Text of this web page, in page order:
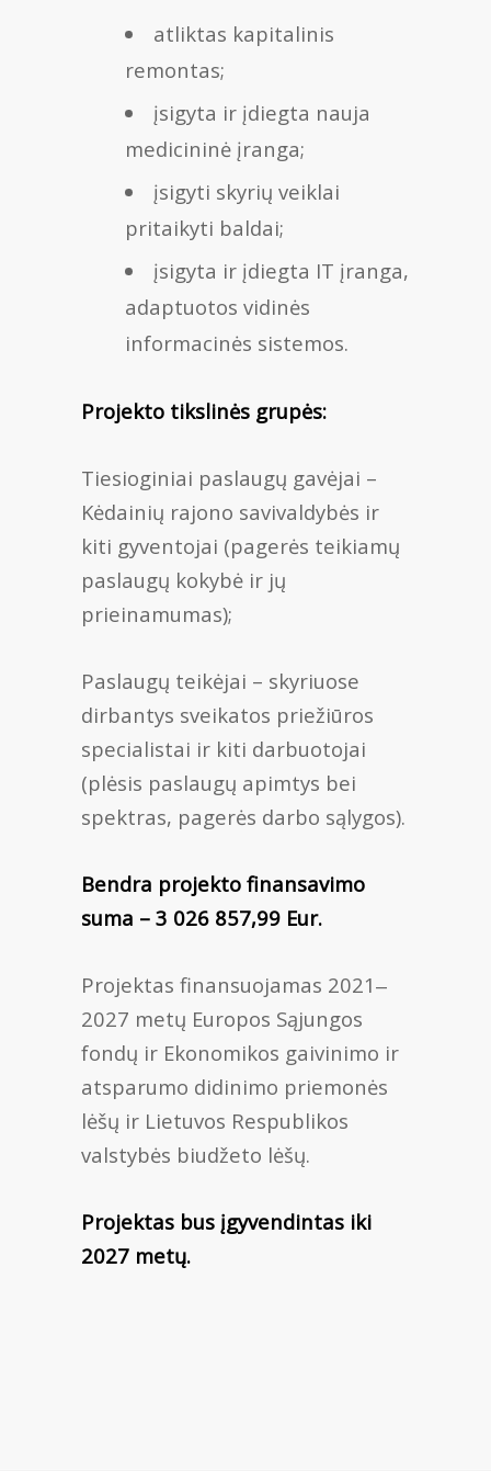
atliktas kapitalinis
remontas;
įsigyta ir įdiegta nauja
medicininė įranga;
įsigyti skyrių veiklai
pritaikyti baldai;
įsigyta ir įdiegta IT įranga,
adaptuotos vidinės
informacinės sistemos.
Projekto tikslinės grupės:
Tiesioginiai paslaugų gavėjai –
Kėdainių rajono savivaldybės ir
kiti gyventojai (pagerės teikiamų
paslaugų kokybė ir jų
prieinamumas);
Paslaugų teikėjai – skyriuose
dirbantys sveikatos priežiūros
specialistai ir kiti darbuotojai
(plėsis paslaugų apimtys bei
spektras, pagerės darbo sąlygos).
Bendra projekto finansavimo
suma – 3 026 857,99 Eur.
Projektas finansuojamas 2021‒
2027 metų Europos Sąjungos
fondų ir Ekonomikos gaivinimo ir
atsparumo didinimo priemonės
lėšų ir Lietuvos Respublikos
valstybės biudžeto lėšų.
Projektas bus įgyvendintas iki
2027 metų.